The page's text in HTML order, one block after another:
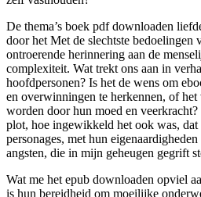
De thema’s boek pdf downloaden
door het Met de slechtste bedoelingen
ontroerende herinnering aan de
complexiteit. Wat trekt ons aan in
hoofdpersonen? Is het de wens om
en overwinningen te herkennen, of
worden door hun moed en
plot, hoe ingewikkeld het ook was, dat
personages, met hun
angsten, die in mijn geheugen gegrift
Wat me het epub downloaden opviel
is hun bereidheid om moeilijke